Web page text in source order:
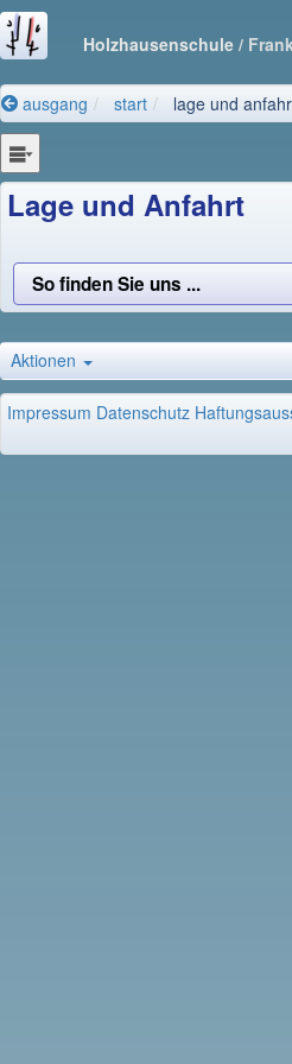
Holzhausenschule /
ausgang start lage und
Lage und Anfahrt
So finden Sie uns ...
Aktionen
Impressum Datenschutz